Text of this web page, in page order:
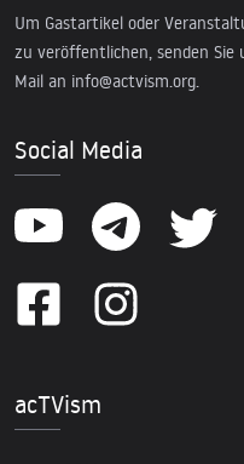
Um Gastartikel oder
zu veröffentlichen, senden
Mail an info@actvism.org.
Social Media
acTVism